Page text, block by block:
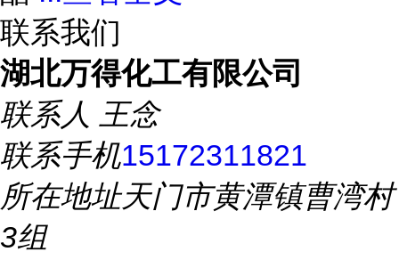
联系我们
湖北万得化工有限公司
联系人 王念
联系手机15172311821
所在地址天门市黄潭镇曹湾村
3组